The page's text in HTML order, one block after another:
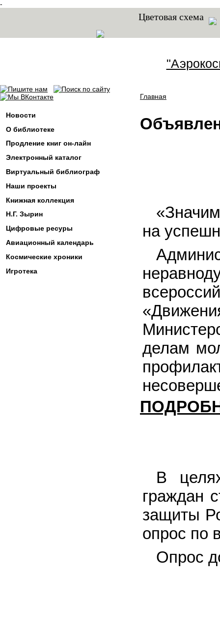
-
Цветовая схема
Главная
Новости
О библиотеке
Продление книг он-лайн
Электронный каталог
Виртуальный библиограф
Наши проекты
Книжная коллекция
Н.Г. Зырин
Цифровые ресуры
Авиационный календарь
Космические хроники
Игротека
на
делам
В
граждан
защиты
опрос по
Опрос